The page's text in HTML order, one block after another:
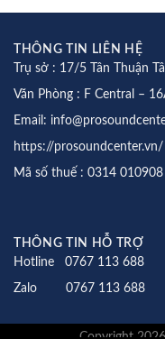
THÔNG TIN LIÊN HỆ
Trụ sở : 17/5 Tân Thuận
Văn Phòng : F Central –
Email:
https://prosoundcenter.vn/
Mã số thuế : 0314 010908
THÔNG TIN HỖ TRỢ
Hotline 0767 113 688
Zalo 0767 113 688